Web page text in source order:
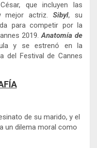
que incluyen las
mejor actriz.Sibyl, su
para competir por la
2019.Anatomía de
y se estrenó en la
del Festival de Cannes
de su marido, y el
un dilema moral como